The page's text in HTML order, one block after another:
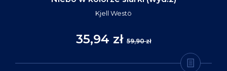
Kjell Westö
35,94 zł 59,90 zł